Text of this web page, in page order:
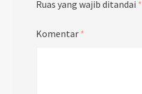
Ruas yang wajib ditandai *
Komentar *